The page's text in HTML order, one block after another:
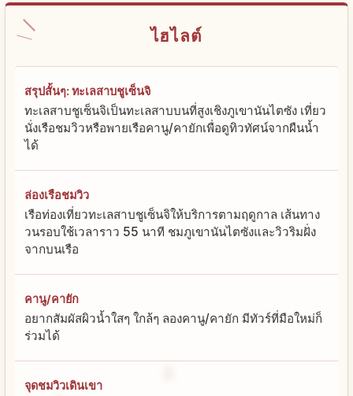
ไฮไลต์
สรุปสั้นๆ: ทะเลสาบชูเซ็นจิ
ทะเลสาบชูเซ็นจิเป็นทะเลสาบบนที่สูงเชิงภูเขานันไตซัง เที่ยว
นั่งเรือชมวิวหรือพายเรือคานู/คายักเพื่อดูทิวทัศน์จากผืนน้ำ
ได้
ล่องเรือชมวิว
เรือท่องเที่ยวทะเลสาบชูเซ็นจิให้บริการตามฤดูกาล เส้นทาง
วนรอบใช้เวลาราว 55 นาที ชมภูเขานันไตซังและวิวริมฝั่ง
จากบนเรือ
คานู/คายัก
อยากสัมผัสผิวน้ำใสๆ ใกล้ๆ ลองคานู/คายัก มีทัวร์ที่มือใหม่ก็
ร่วมได้
จุดชมวิวเดินเขา